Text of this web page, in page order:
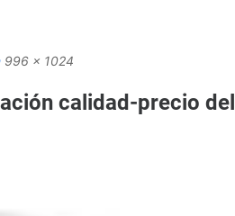
996 x 1024
calidad-precio del